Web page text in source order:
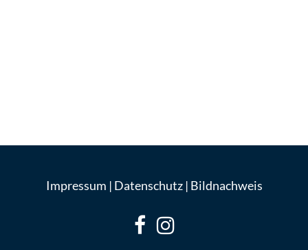
Impressum | Datenschutz| Bildnachweis